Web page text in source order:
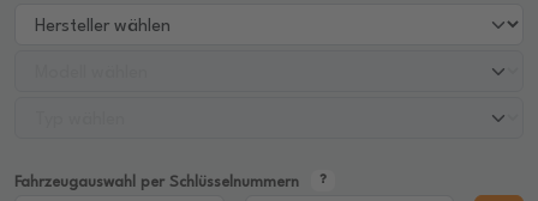
Fahrzeugauswahl per Schlüsselnummern